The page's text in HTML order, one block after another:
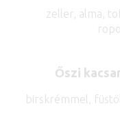
zeller, alma,
Őszi
birskrémmel,